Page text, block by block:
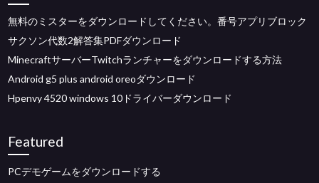
無料のミスターをダウンロードしてください。番号アプリブロック
サクソン代数2解答集PDFダウンロード
MinecraftサーバーTwitchランチャーをダウンロードする方法
Android g5 plus android oreoダウンロード
Hpenvy 4520 windows 10ドライバーダウンロード
Featured
PCデモゲームをダウンロードする